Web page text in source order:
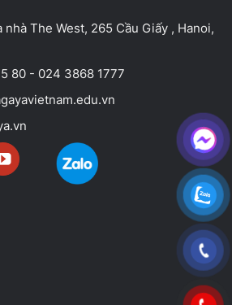
The West, 265 Cầu Giấy , Hanoi,
80 - 024 3868 1777